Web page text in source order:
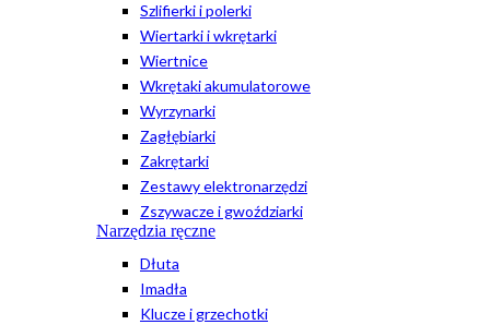
Szlifierki i polerki
Wiertarki i wkrętarki
Wiertnice
Wkrętaki akumulatorowe
Wyrzynarki
Zagłębiarki
Zakrętarki
Zestawy elektronarzędzi
Zszywacze i gwoździarki
Narzędzia ręczne
Dłuta
Imadła
Klucze i grzechotki